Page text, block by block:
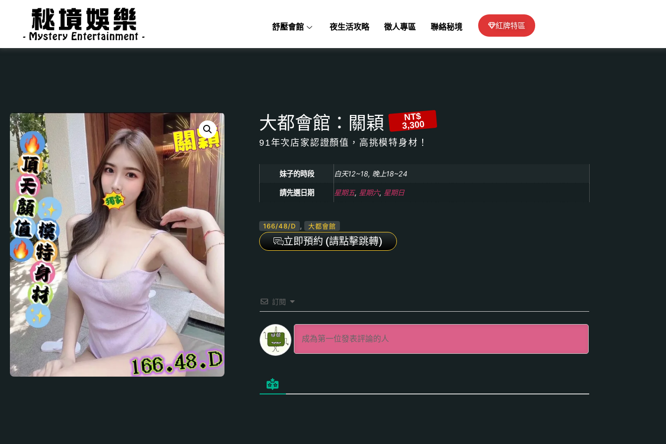
舒壓會館 夜生活攻略 徵人專區 聯絡秘境 紅牌特區
大都會館：關穎 NT$
3,300
91年次店家認證顏值，高挑模特身材！
妹子的時段 白天12~18, 晚上18~24
請先選日期 星期五, 星期六, 星期日
166/48/D , 大都會館
立即預約 (請點擊跳轉)
訂閱